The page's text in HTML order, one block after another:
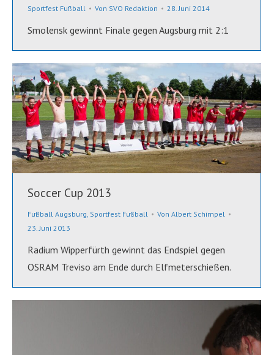
Sportfest Fußball Von SVO Redaktion 28. Juni 2014
Smolensk gewinnt Finale gegen Augsburg mit 2:1
Soccer Cup 2013
Fußball Augsburg, Sportfest Fußball Von Albert Schimpel
23. Juni 2013
Radium Wipperfürth gewinnt das Endspiel gegen
OSRAM Treviso am Ende durch Elfmeterschießen.